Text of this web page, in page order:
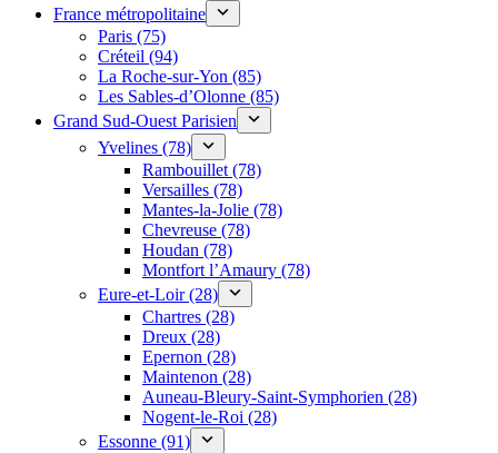
France métropolitaine
Paris (75)
Créteil (94)
La Roche-sur-Yon (85)
Les Sables-d’Olonne (85)
Grand Sud-Ouest Parisien
Yvelines (78)
Rambouillet (78)
Versailles (78)
Mantes-la-Jolie (78)
Chevreuse (78)
Houdan (78)
Montfort l’Amaury (78)
Eure-et-Loir (28)
Chartres (28)
Dreux (28)
Epernon (28)
Maintenon (28)
Auneau-Bleury-Saint-Symphorien (28)
Nogent-le-Roi (28)
Essonne (91)